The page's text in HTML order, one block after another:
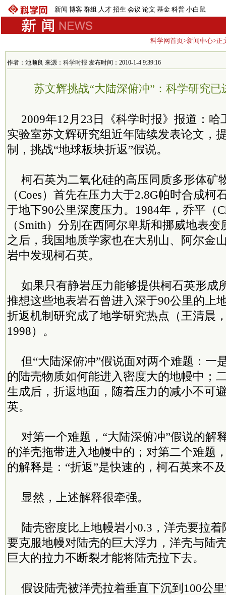
新闻 博客 群组 人才 招生 会议 论文 基金 科普 小白鼠
科学网首页>新闻中心>正
作者：池顺良 来源： 科学时报 发布时间：2010-1-4 9:39:16
苏文辉挑战“大陆深俯冲”：科学研究已
2009年12月23日《科学时报》报道：
实验室苏文辉研究组近年陆续发表论文，
制，挑战“地球板块折返”假说。
柯石英为二氧化硅的高压同质多形体矿
（Coes）首先在压力大于2.8G帕时合成柯
于地下90公里深度压力。1984年，乔平（
（Smith）分别在西阿尔卑斯和挪威地表
之后，我国地质学家也在大别山、阿尔金
岩中发现柯石英。
如果只有静岩压力能够提供柯石英形成
推想这些地表岩石曾进入深于90公里的上
折返机制研究成了地学研究热点（王清晨
1998）。
但“大陆深俯冲”假说面对两个难题：一
的陆壳物质如何能进入密度大的地幔中；
生成后，折返地面，随着压力的减小不可
英。
对第一个难题，“大陆深俯冲”假说的解
的洋壳拖带进入地幔中的；对第二个难题
的解释是：“折返”是快速的，柯石英来不
显然，上述解释很牵强。
陆壳密度比上地幔岩小0.3，洋壳要拉
要克服地幔对陆壳的巨大浮力，洋壳与陆
巨大的拉力不断裂才能将陆壳拉下去。
假设陆壳被洋壳拉着垂直下沉到100公